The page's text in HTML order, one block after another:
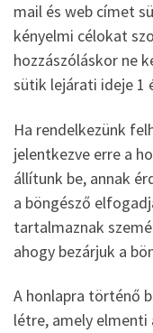
mail és web címet
kényelmi célokat
hozzászóláskor ne
sütik lejárati ideje 1
Ha rendelkezünk
jelentkezve erre a
állítunk be, annak
a böngésző
tartalmaznak
ahogy bezárjuk a
A honlapra történő
létre, amely